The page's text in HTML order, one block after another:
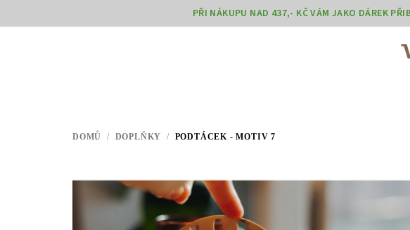
na
PŘI NÁKUPU NAD 437,- KČ VÁM JAKO DÁREK
DOMŮ / DOPLŇKY / PODTÁCEK - MOTIV 7